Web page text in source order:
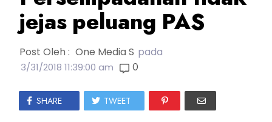
jejas peluang PAS
Post Oleh : One Media S pada
3/31/2018 11:39:00 am 0
SHARE TWEET